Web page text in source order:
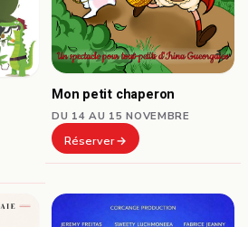
Mon petit chaperon
DU 14 AU 15 NOVEMBRE
Réserver